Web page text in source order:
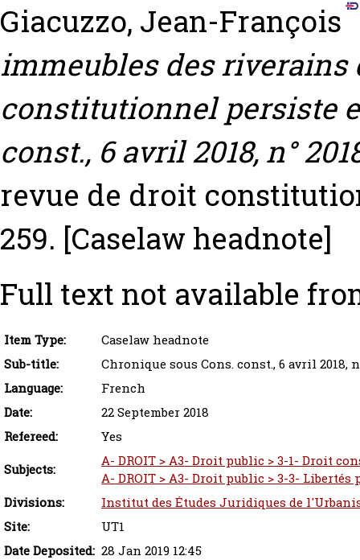
Giacuzzo, Jean-François
immeubles des riverains
constitutionnel persiste
const., 6 avril 2018, n°
revue de droit
259. [Caselaw headnote]
Full text not available
Item Type:
Caselaw headnote
Sub-title:
Chronique sous Cons. const., 6 avril 2018,
Language:
French
Date:
22 September 2018
Refereed:
Yes
Subjects:
A- DROIT > A3- Droit public > 3-1- Droit
A- DROIT > A3- Droit public > 3-3- Libertés
Divisions:
Institut des Études Juridiques de
Site:
UT1
Date Deposited: 28 Jan 2019 12:45